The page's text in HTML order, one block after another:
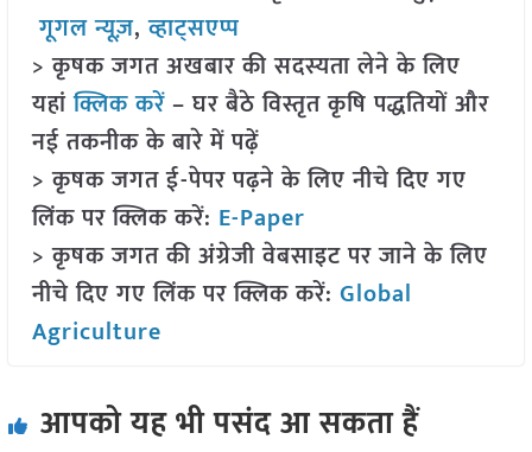
गूगल न्यूज़,व्हाट्सएप्प
> कृषक जगत अखबार की सदस्यता लेने के लिए
यहांक्लिक करें– घर बैठे विस्तृत कृषि पद्धतियों और
नई तकनीक के बारे में पढ़ें
> कृषक जगत ई-पेपर पढ़ने के लिए नीचे दिए गए
लिंक पर क्लिक करें: E-Paper
> कृषक जगत की अंग्रेजी वेबसाइट पर जाने के लिए
नीचे दिए गए लिंक पर क्लिक करें: Global
Agriculture
आपको यह भी पसंद आ सकता हैं